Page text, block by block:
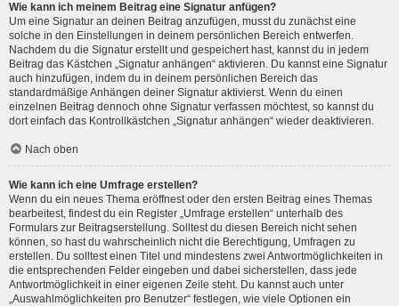
Wie kann ich meinem Beitrag eine Signatur anfügen?
Um eine Signatur an deinen Beitrag anzufügen, musst du zunächst eine
solche in den Einstellungen in deinem persönlichen Bereich entwerfen.
Nachdem du die Signatur erstellt und gespeichert hast, kannst du in jedem
Beitrag das Kästchen „Signatur anhängen“ aktivieren. Du kannst eine Signatur
auch hinzufügen, indem du in deinem persönlichen Bereich das
standardmäßige Anhängen deiner Signatur aktivierst. Wenn du einen
einzelnen Beitrag dennoch ohne Signatur verfassen möchtest, so kannst du
dort einfach das Kontrollkästchen „Signatur anhängen“ wieder deaktivieren.
Nach oben
Wie kann ich eine Umfrage erstellen?
Wenn du ein neues Thema eröffnest oder den ersten Beitrag eines Themas
bearbeitest, findest du ein Register „Umfrage erstellen“ unterhalb des
Formulars zur Beitragserstellung. Solltest du diesen Bereich nicht sehen
können, so hast du wahrscheinlich nicht die Berechtigung, Umfragen zu
erstellen. Du solltest einen Titel und mindestens zwei Antwortmöglichkeiten in
die entsprechenden Felder eingeben und dabei sicherstellen, dass jede
Antwortmöglichkeit in einer eigenen Zeile steht. Du kannst auch unter
„Auswahlmöglichkeiten pro Benutzer“ festlegen, wie viele Optionen ein